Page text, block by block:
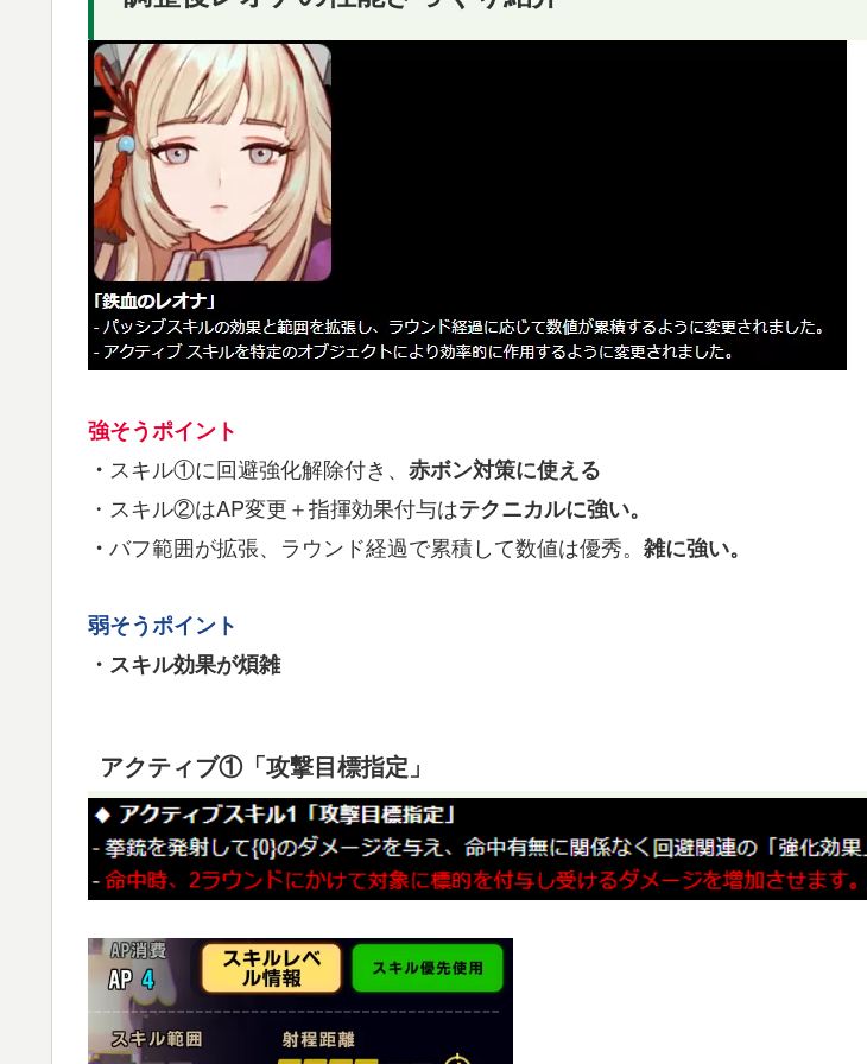
強そうポイント
・ スキル①に回避強化解除付き、 赤ボン対策に使える
・スキル②はAP変更＋指揮効果付与はテクニカルに強い。
・ バフ範囲が拡張、ラウンド経過で累積して数値は優秀。 雑に強い。
弱そうポイント
・スキル効果が煩雑
アクティブ①「攻撃目標指定」